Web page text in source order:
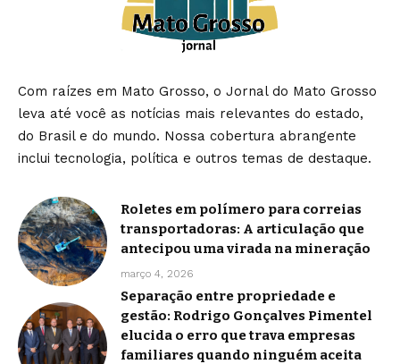
Com raízes em Mato Grosso, o Jornal do Mato Grosso
leva até você as notícias mais relevantes do estado,
do Brasil e do mundo. Nossa cobertura abrangente
inclui tecnologia, política e outros temas de destaque.
Roletes em polímero para correias
transportadoras: A articulação que
antecipou uma virada na mineração
março 4, 2026
Separação entre propriedade e
gestão: Rodrigo Gonçalves Pimentel
elucida o erro que trava empresas
familiares quando ninguém aceita